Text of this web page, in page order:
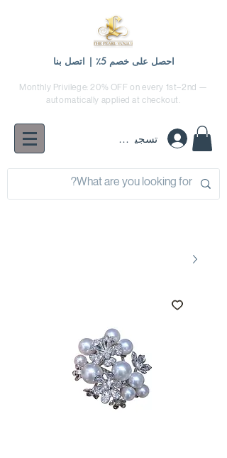
احصل على خصم 5٪ | اتصل بنا
Monthly Privilege: 20% OFF on every 1st–2nd —
automatically applied at checkout.
تسجيل الدخول